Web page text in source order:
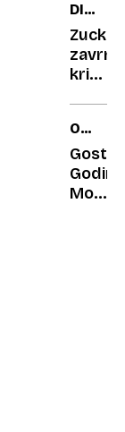
vse
hujše
nam
zavrnil
kritike
od
OCENA